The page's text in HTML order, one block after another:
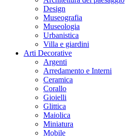
Design
Museografia
Museologia
Urbanistica
Villa e giardini
Arti Decorative
Argenti
Arredamento e Interni
Ceramica
Corallo
Gioielli
Glittica
Maiolica
Miniatura
Mobile